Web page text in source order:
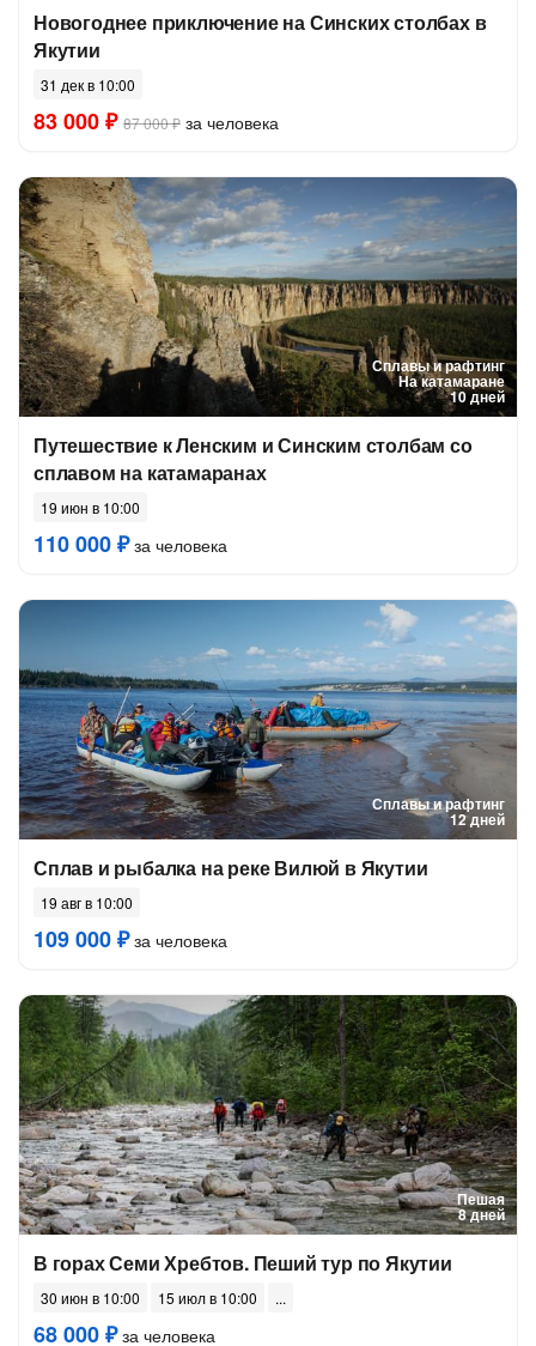
Новогоднее приключение на Синских столбах в
Якутии
31 дек в 10:00
83 000 ₽ 87 000 ₽ за человека
Сплавы и рафтинг
На катамаране
10 дней
Путешествие к Ленским и Синским столбам со
сплавом на катамаранах
19 июн в 10:00
110 000 ₽за человека
Сплавы и рафтинг
12 дней
Сплав и рыбалка на реке Вилюй в Якутии
19 авг в 10:00
109 000 ₽за человека
Пешая
8 дней
В горах Семи Хребтов. Пеший тур по Якутии
30 июн в 10:00 15 июл в 10:00
68 000 ₽за человека